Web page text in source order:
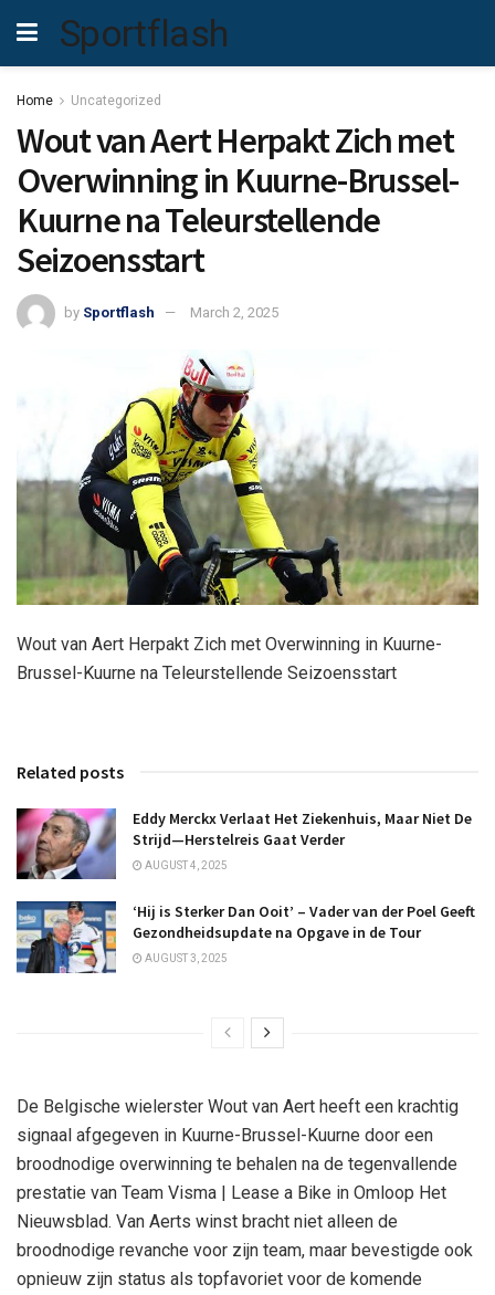
Sportflash
Home Uncategorized
Wout van Aert Herpakt Zich met
Overwinning in Kuurne-Brussel-
Kuurne na Teleurstellende
Seizoensstart
by Sportflash March 2, 2025
Wout van Aert Herpakt Zich met Overwinning in Kuurne-
Brussel-Kuurne na Teleurstellende Seizoensstart
Related posts
Eddy Merckx Verlaat Het Ziekenhuis, Maar Niet De
Strijd—Herstelreis Gaat Verder
AUGUST 4, 2025
‘Hij is Sterker Dan Ooit’ – Vader van der Poel Geeft
Gezondheidsupdate na Opgave in de Tour
AUGUST 3, 2025
De Belgische wielerster Wout van Aert heeft een krachtig
signaal afgegeven in Kuurne-Brussel-Kuurne door een
broodnodige overwinning te behalen na de tegenvallende
prestatie van Team Visma | Lease a Bike in Omloop Het
Nieuwsblad. Van Aerts winst bracht niet alleen de
broodnodige revanche voor zijn team, maar bevestigde ook
opnieuw zijn status als topfavoriet voor de komende